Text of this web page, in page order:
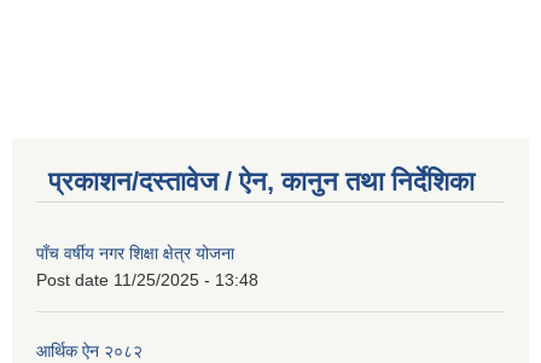
प्रकाशन/दस्तावेज / ऐन, कानुन तथा निर्देशिका
पाँच वर्षीय नगर शिक्षा क्षेत्र योजना
Post date 11/25/2025 - 13:48
आर्थिक ऐन २०८२